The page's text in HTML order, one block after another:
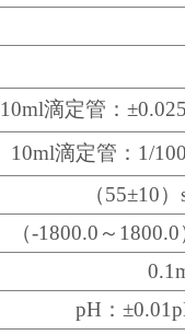
10ml滴定管：
10ml滴定管：1/
（55±10
（-1800.0～
pH：